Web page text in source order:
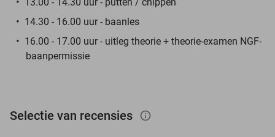
14.30 - 16.00 uur - baanles
16.00 - 17.00 uur - uitleg theorie + theorie-examen NGF-
baanpermissie
Selectie van recensies info_outlined